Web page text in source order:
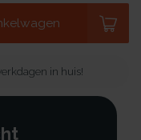
in huis!